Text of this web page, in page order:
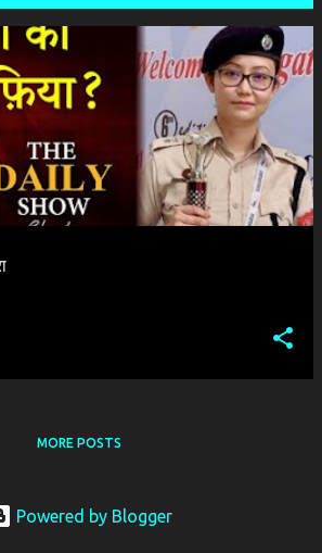
MORE POSTS
Powered by Blogger